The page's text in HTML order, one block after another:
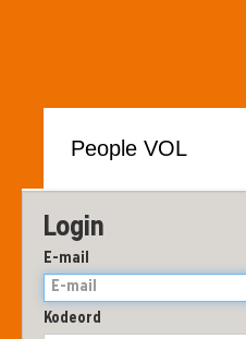
People VOL
BECOME A VOLUNTEER!
LOG PÅ
Login
E-mail
Kodeord